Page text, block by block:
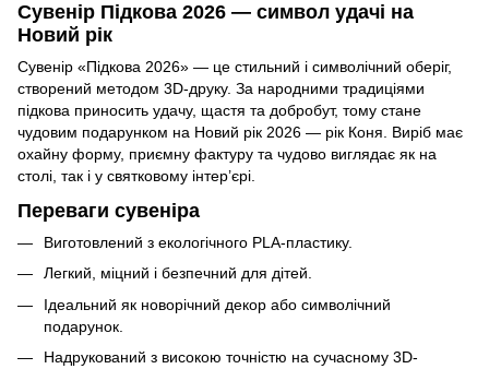
Сувенір Підкова 2026 — символ удачі на
Новий рік
Сувенір «Підкова 2026» — це стильний і символічний оберіг,
створений методом 3D-друку. За народними традиціями
підкова приносить удачу, щастя та добробут, тому стане
чудовим подарунком на Новий рік 2026 — рік Коня. Виріб має
охайну форму, приємну фактуру та чудово виглядає як на
столі, так і у святковому інтер’єрі.
Переваги сувеніра
Виготовлений з екологічного PLA-пластику.
Легкий, міцний і безпечний для дітей.
Ідеальний як новорічний декор або символічний
подарунок.
Надрукований з високою точністю на сучасному 3D-